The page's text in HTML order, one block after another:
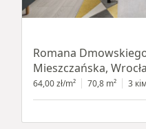
Romana
Mieszczańska,
64,00 zł/m² 70,8 m² 3